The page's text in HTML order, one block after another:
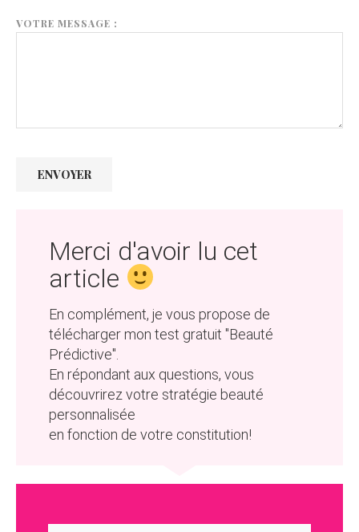
VOTRE MESSAGE :
​Merci d'avoir lu cet
article
​En complément, je vous propose de
télécharger mon test gratuit "Beauté
Prédictive". ​
En répondant aux questions, vous
découvrirez votre stratégie beauté
personnalisée
en fonction de votre constitution!